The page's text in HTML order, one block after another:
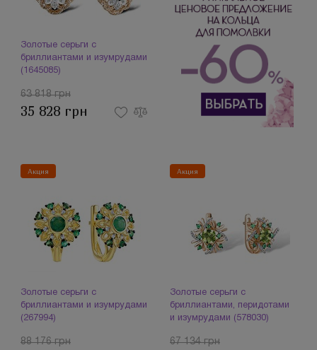
Золотые серьги с
бриллиантами и изумрудами
(1645085)
63 818 грн
35 828 грн
Акция
Золотые серьги с
бриллиантами и изумрудами
(267994)
88 176 грн
Акция
Золотые серьги с
бриллиантами, перидотами
и изумрудами (578030)
67 134 грн